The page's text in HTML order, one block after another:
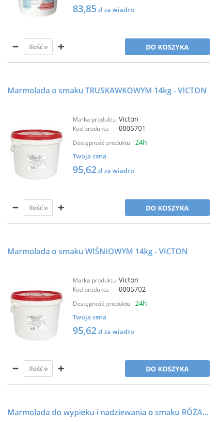
83,85zł za wiadro
DO KOSZYKA
Marmolada o smaku TRUSKAWKOWYM 14kg - VICTON
Marka produktu Victon
Kod produktu 0005701
Dostępność produktu 24h
Twoja cena
95,62zł za wiadro
DO KOSZYKA
Marmolada o smaku WIŚNIOWYM 14kg - VICTON
Marka produktu Victon
Kod produktu 0005702
Dostępność produktu 24h
Twoja cena
95,62zł za wiadro
DO KOSZYKA
Marmolada do wypieku i nadziewania o smaku RÓŻANYM n.b 25kg - VORTUMNUS